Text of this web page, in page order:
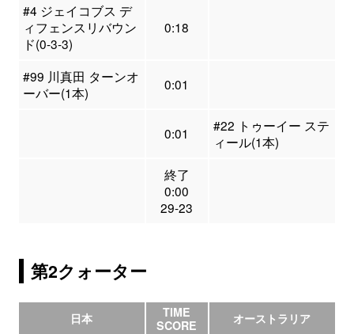
#4 ジェイコブス デ
ィフェンスリバウン
ド(0-3-3)
0:18
#99 川真田 ターンオ
ーバー(1本)
0:01
0:01
#22 トゥーイー ステ
ィール(1本)
終了
0:00
29-23
第2クォーター
日本
TIME
SCORE
オーストラリア